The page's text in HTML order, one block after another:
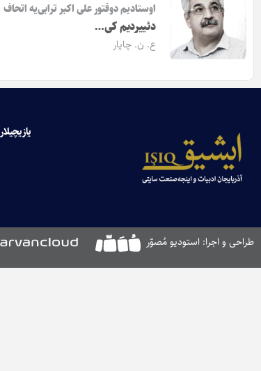
اوستادیم دوقتور علی اکبر ترابی‌یه اتحاف
دئییردیم کی…
ع. ن. چاپار
یازیچیلار
طراحی و اجرا: استودیو مُصوّر